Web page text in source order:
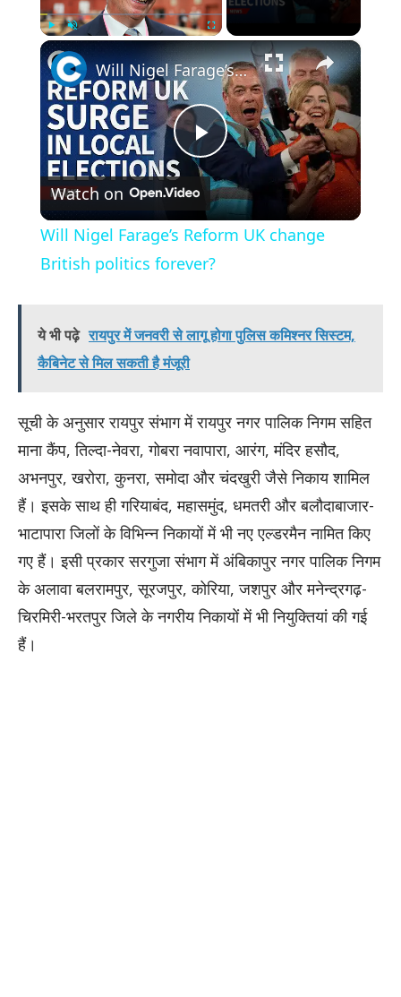
Play Unmute Fullscreen ×
Play
Video
Will Nigel Farage’s Reform UK change British politics forever?
Watch on
Will Nigel Farage’s Reform UK change
British politics forever?
ये भी पढ़े रायपुर में जनवरी से लागू होगा पुलिस कमिश्नर सिस्टम,
कैबिनेट से मिल सकती है मंजूरी
सूची के अनुसार रायपुर संभाग में रायपुर नगर पालिक निगम सहित
माना कैंप, तिल्दा-नेवरा, गोबरा नवापारा, आरंग, मंदिर हसौद,
अभनपुर, खरोरा, कुनरा, समोदा और चंदखुरी जैसे निकाय शामिल
हैं। इसके साथ ही गरियाबंद, महासमुंद, धमतरी और बलौदाबाजार-
भाटापारा जिलों के विभिन्न निकायों में भी नए एल्डरमैन नामित किए
गए हैं। इसी प्रकार सरगुजा संभाग में अंबिकापुर नगर पालिक निगम
के अलावा बलरामपुर, सूरजपुर, कोरिया, जशपुर और मनेन्द्रगढ़-
चिरमिरी-भरतपुर जिले के नगरीय निकायों में भी नियुक्तियां की गई
हैं।